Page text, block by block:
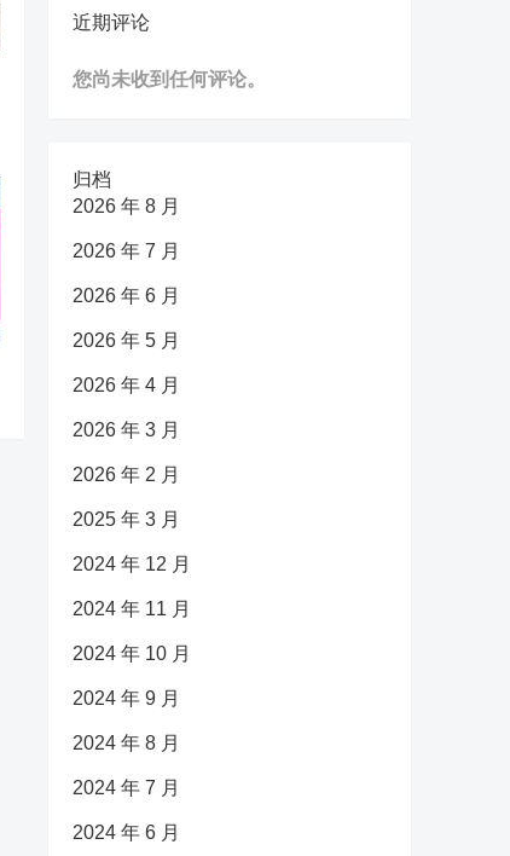
近期评论
您尚未收到任何评论。
归档
2026 年 8 月
2026 年 7 月
2026 年 6 月
2026 年 5 月
2026 年 4 月
2026 年 3 月
2026 年 2 月
2025 年 3 月
2024 年 12 月
2024 年 11 月
2024 年 10 月
2024 年 9 月
2024 年 8 月
2024 年 7 月
2024 年 6 月